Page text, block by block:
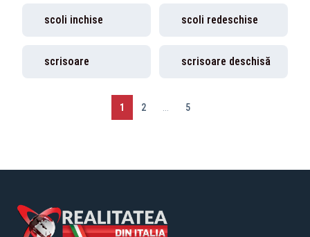
scoli inchise scoli redeschise
scrisoare scrisoare deschisă
1 2 5